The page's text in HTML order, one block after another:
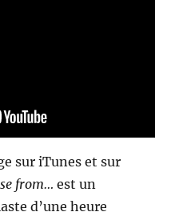
sur iTunes et sur
from… est un
d’une heure